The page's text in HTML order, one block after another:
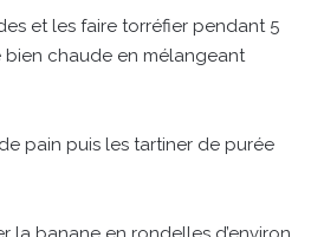
et les faire torréfier pendant 5
bien chaude en mélangeant
pain puis les tartiner de purée